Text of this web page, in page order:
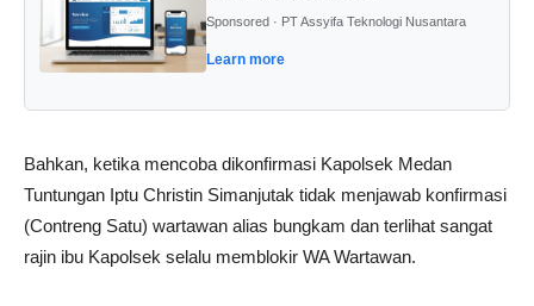
Sponsored · PT Assyifa Teknologi Nusantara
Learn more
Bahkan, ketika mencoba dikonfirmasi Kapolsek Medan
Tuntungan Iptu Christin Simanjutak tidak menjawab konfirmasi
(Contreng Satu) wartawan alias bungkam dan terlihat sangat
rajin ibu Kapolsek selalu memblokir WA Wartawan.